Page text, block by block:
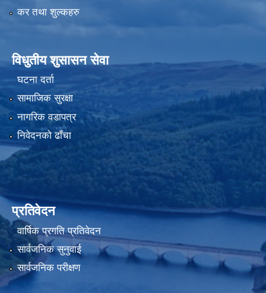
कर तथा शुल्कहरु
विधुतीय शुसासन सेवा
घटना दर्ता
सामाजिक सुरक्षा
नागरिक वडापत्र
निवेदनको ढाँचा
प्रतिवेदन
वार्षिक प्रगति प्रतिवेदन
सार्वजनिक सुनुवाई
सार्वजनिक परीक्षण